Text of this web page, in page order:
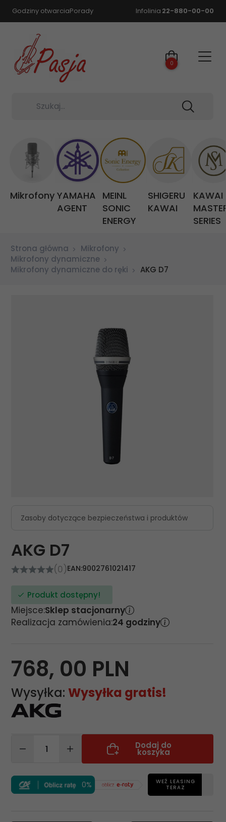
Godziny otwarciaPorady Infolinia 22-880-00-00
Szukaj...
0
Mikrofony YAMAHA
AGENT
MEINL
SONIC
ENERGY
SHIGERU
KAWAI
KAWAI
SERIES
Strona główna
Mikrofony
Mikrofony dynamiczne
Mikrofony dynamiczne do ręki
AKG D7
Zasoby dotyczące bezpieczeństwa i produktów
AKG D7
(0)EAN:9002761021417
Produkt dostępny!
Miejsce:Sklep stacjonarny
Realizacja zamówienia:24 godziny
768, 00 PLN
Wysyłka: Wysyłka gratis!
Dodaj do
koszyka
0%
WEŹ LEASING
TERAZ